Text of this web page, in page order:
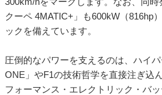
クーペ 4MATIC+」も600kW（816hp
ックを備えています。
圧倒的なパワーを支えるのは、ハイ
ONE」やF1の技術哲学を直接注ぎ込
フォーマンス・エレクトリック・バッ